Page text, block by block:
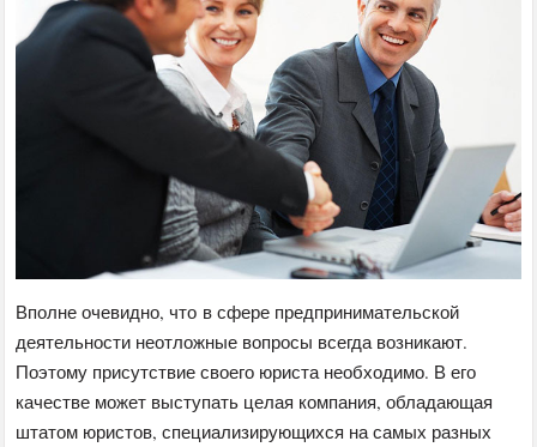
Вполне очевидно, что в сфере предпринимательской
деятельности неотложные вопросы всегда возникают.
Поэтому присутствие своего юриста необходимо. В его
качестве может выступать целая компания, обладающая
штатом юристов, специализирующихся на самых разных